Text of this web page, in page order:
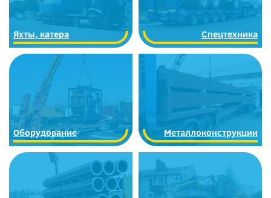
Яхты, катера Спецтехника
Оборудование Металлоконструкции